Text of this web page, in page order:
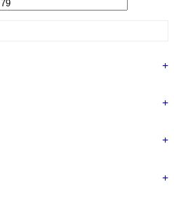
+
+
+
+